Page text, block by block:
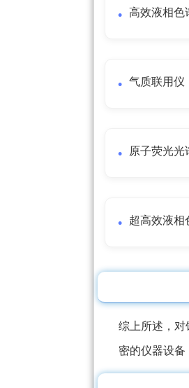
高效液相色
气质联用仪
原子荧光光
超高效液相
综上所述，
密的仪器设备